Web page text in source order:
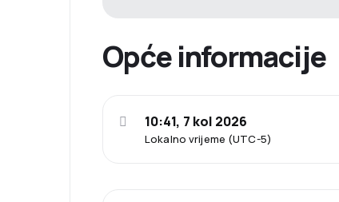
Opće informacije
Lokalno vrijeme (UTC-5)
10:41, 7 kol 2026